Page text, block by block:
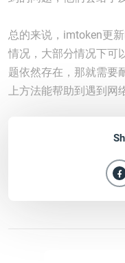
总的来说，imtoken更
情况，大部分情况下可
题依然存在，那就需要
上方法能帮助到遇到网